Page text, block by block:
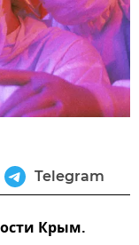
Telegram
Крым.